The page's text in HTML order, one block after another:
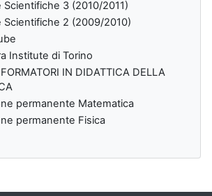
Scientifiche 3 (2010/2011)
Scientifiche 2 (2009/2010)
Institute di Torino
IN DIDATTICA DELLA
permanente Matematica
permanente Fisica